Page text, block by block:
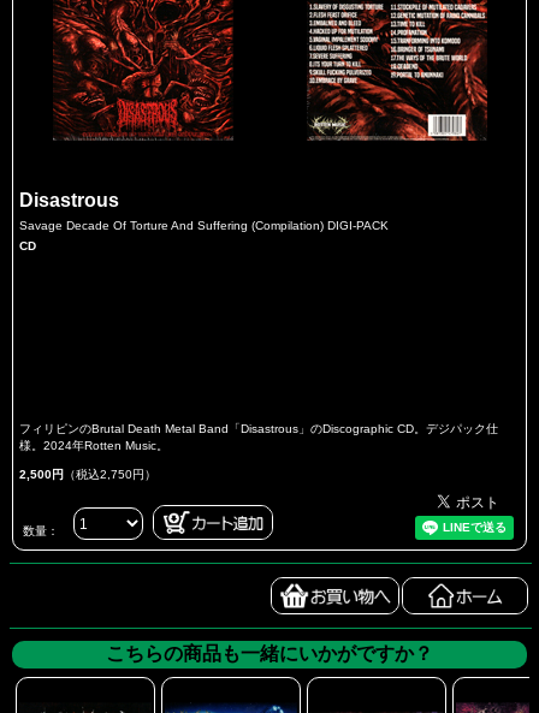
Disastrous
Savage Decade Of Torture And Suffering (Compilation) DIGI-PACK
CD
フィリピンのBrutal Death Metal Band「Disastrous」のDiscographic CD。デジパック仕
様。2024年Rotten Music。
2,500円 （税込2,750円）
数量：
こちらの商品も一緒にいかがですか？